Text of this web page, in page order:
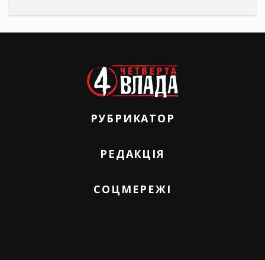
РУБРИКАТОР
РЕДАКЦІЯ
СОЦМЕРЕЖІ